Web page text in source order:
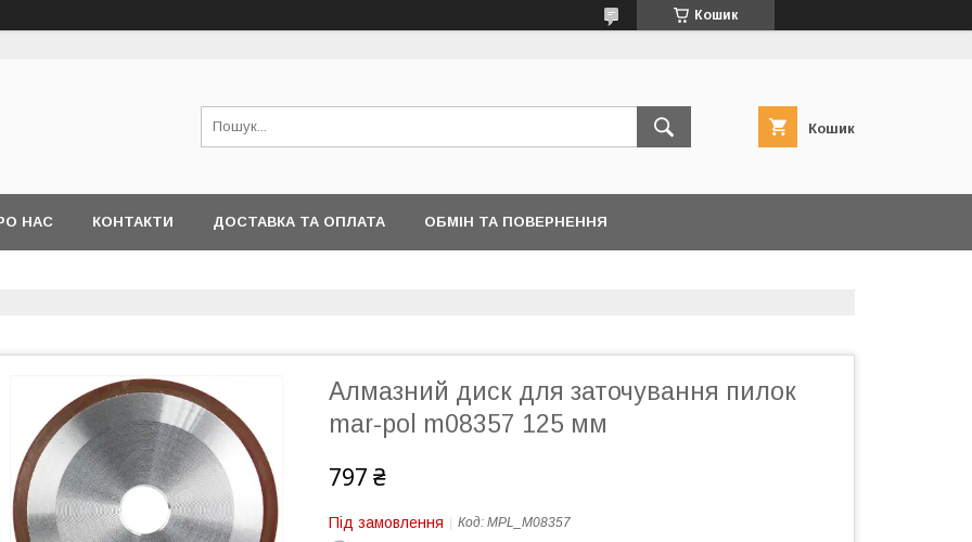
Кошик
Кошик
НАС КОНТАКТИ ДОСТАВКА ТА ОПЛАТА ОБМІН ТА ПОВЕРНЕННЯ
Алмазний диск для заточування пилок
mar-pol m08357 125 мм
797 ₴
Під замовлення Код: MPL_M08357